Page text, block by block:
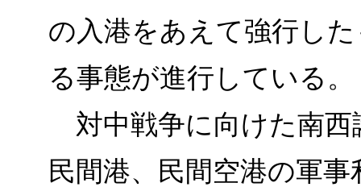
の入港をあえて強行し
る事態が進行している。
対中戦争に向けた南西
民間港、民間空港の軍